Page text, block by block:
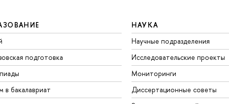
подготовка
в бакалавриат
НАУКА
Научные подразделения
Исследовательские проекты
Мониторинги
Диссертационные советы